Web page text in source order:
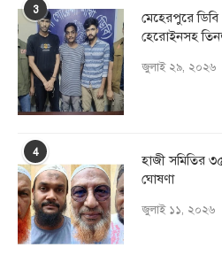
3
মেহেরপুরে
হেরোইনসহ
জুলাই ২৯, ২০২৬
4
হাজী সমিতির ৩৫
ঘোষণা
জুলাই ১১, ২০২৬